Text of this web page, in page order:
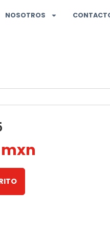
NOSOTROS
mxn